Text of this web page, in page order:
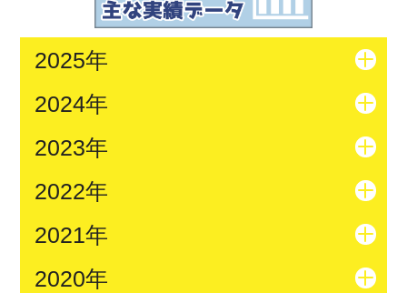
2025年
2024年
2023年
2022年
2021年
2020年